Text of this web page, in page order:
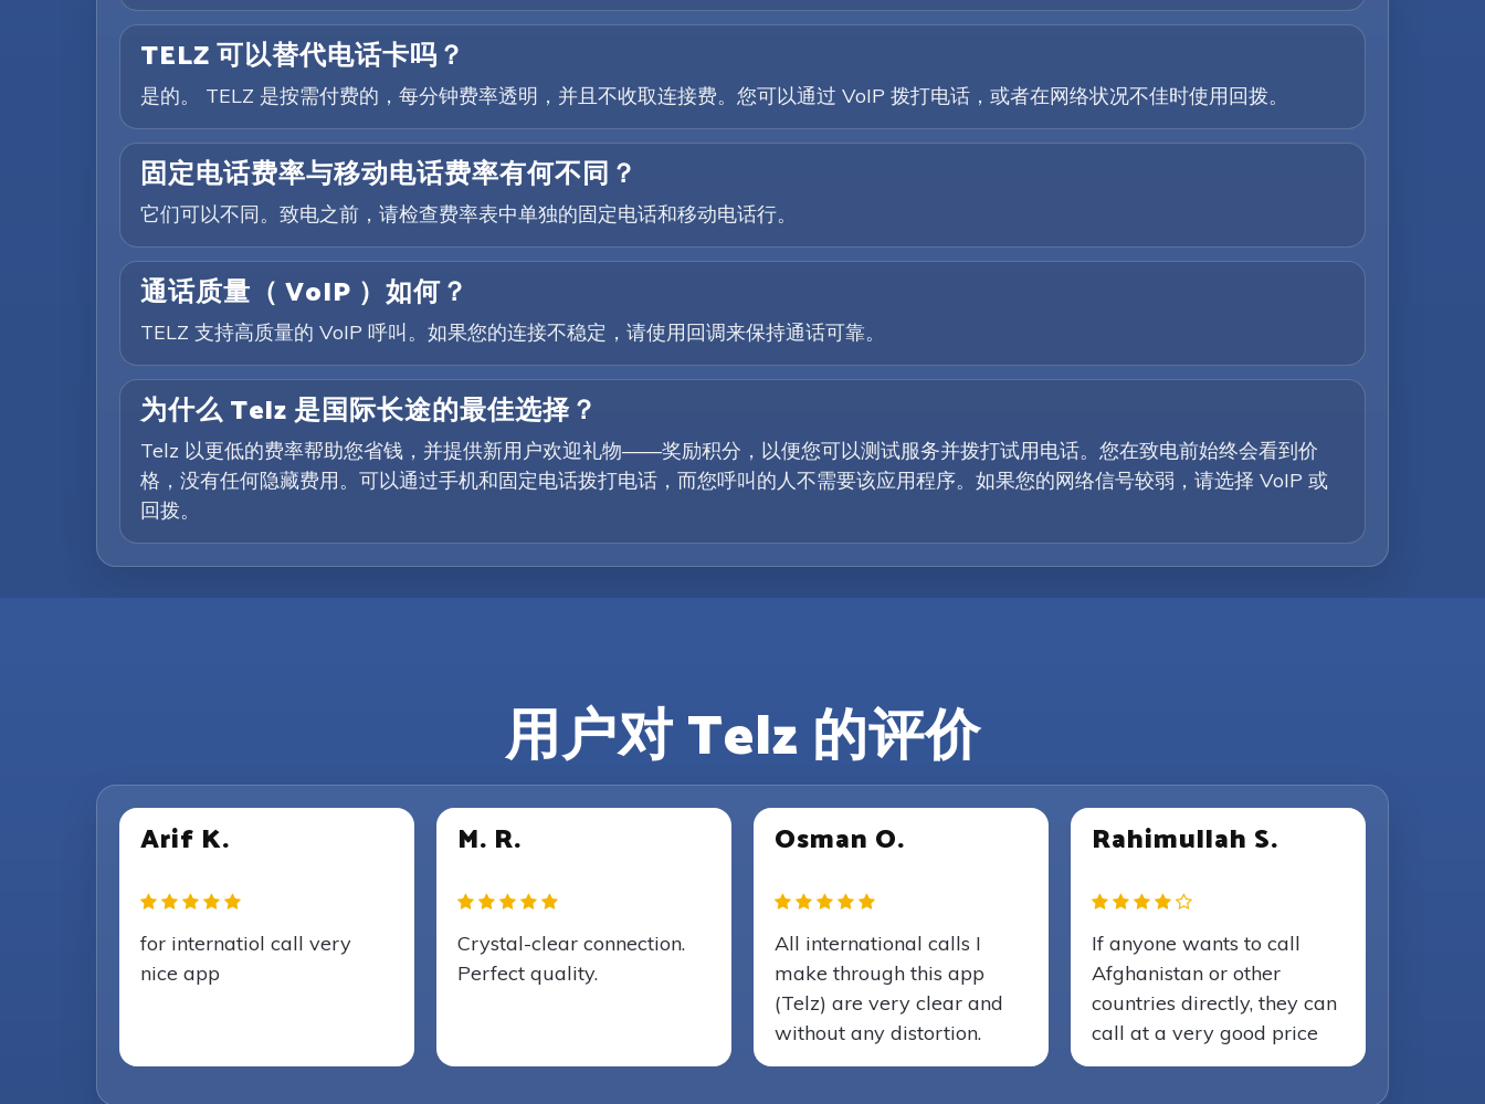
TELZ 可以替代电话卡吗？
是的。 TELZ 是按需付费的，每分钟费率透明，并且不收取连接费。您可以通过 VoIP 拨打电话，或者在网络状况不佳时使用回拨。
固定电话费率与移动电话费率有何不同？
它们可以不同。致电之前，请检查费率表中单独的固定电话和移动电话行。
通话质量（ VoIP ）如何？
TELZ 支持高质量的 VoIP 呼叫。如果您的连接不稳定，请使用回调来保持通话可靠。
为什么 Telz 是国际长途的最佳选择？
Telz 以更低的费率帮助您省钱，并提供新用户欢迎礼物——奖励积分，以便您可以测试服务并拨打试用电话。您在致电前始终会看到价
格，没有任何隐藏费用。可以通过手机和固定电话拨打电话，而您呼叫的人不需要该应用程序。如果您的网络信号较弱，请选择 VoIP 或
回拨。
用户对 Telz 的评价
Arif K.
for internatiol call very
nice app
M. R.
Crystal-clear connection.
Perfect quality.
Osman O.
All international calls I
make through this app
(Telz) are very clear and
without any distortion.
Rahimullah S.
If anyone wants to call
Afghanistan or other
countries directly, they can
call at a very good price